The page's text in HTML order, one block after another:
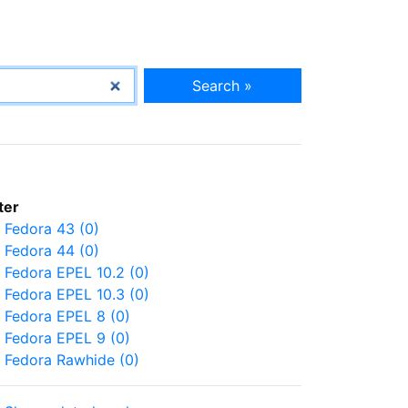
Search »
Fedora 43 (0)
Fedora 44 (0)
Fedora EPEL 10.2 (0)
Fedora EPEL 10.3 (0)
Fedora EPEL 8 (0)
Fedora EPEL 9 (0)
Fedora Rawhide (0)